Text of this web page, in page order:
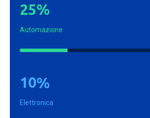
25%
Automazione
10%
Elettronica